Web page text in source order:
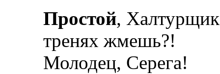
Простой,
тренях жмешь?!
Молодец, Серега!